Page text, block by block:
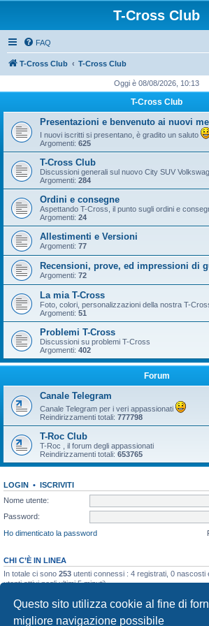
Questo sito utilizza cookie al fine di
migliore navigazione possibile
T-Cross Club
FAQ
T-Cross Club T-Cross Club
Oggi è 08/08/2026, 10:13
T-Cross Club
Presentazioni e benvenuto ai nuovi
I nuovi iscritti si presentano, è gradito un saluto
Argomenti: 625
T-Cross Club
Discussioni generali sul nuovo City SUV
Argomenti: 284
Ordini e consegne
Aspettando T-Cross, il punto sugli ordini e
Argomenti: 24
Allestimenti e Versioni
Argomenti: 77
Recensioni, prove, ed impressioni di
Argomenti: 72
La mia T-Cross
Foto, colori, personalizzazioni della nostra T-
Argomenti: 51
Problemi T-Cross
Discussioni su problemi T-Cross
Argomenti: 402
Forum
Canale Telegram
Canale Telegram per i veri appassionati
Reindirizzamenti totali: 777798
T-Roc Club
T-Roc , il forum degli appassionati
Reindirizzamenti totali: 653765
LOGIN • ISCRIVITI
Nome utente:
Password:
Ho dimenticato la password
CHI C’È IN LINEA
In totale ci sono 253 utenti connessi : 4 registrati, 0 nascosti
utenti attivi negli ultimi 5 minuti)
STATISTICHE